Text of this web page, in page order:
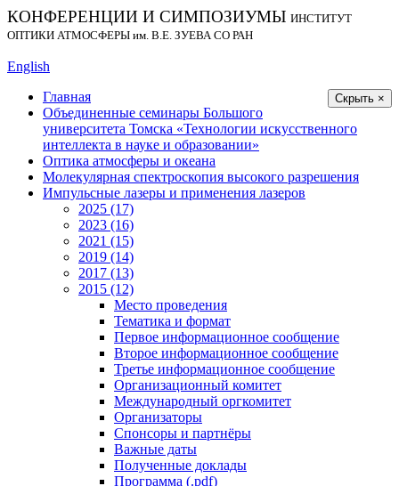
КОНФЕРЕНЦИИ И СИМПОЗИУМЫ ИНСТИТУТ
ОПТИКИ АТМОСФЕРЫ им. В.Е. ЗУЕВА СО РАН
English
Скрыть ×
Главная
Объединенные семинары Большого
университета Томска «Технологии искусственного
интеллекта в науке и образовании»
Оптика атмосферы и океана
Молекулярная спектроскопия высокого разрешения
Импульсные лазеры и применения лазеров
2025 (17)
2023 (16)
2021 (15)
2019 (14)
2017 (13)
2015 (12)
Место проведения
Тематика и формат
Первое информационное сообщение
Второе информационное сообщение
Третье информационное сообщение
Организационный комитет
Международный оргкомитет
Организаторы
Спонсоры и партнёры
Важные даты
Полученные доклады
Программа (.pdf)